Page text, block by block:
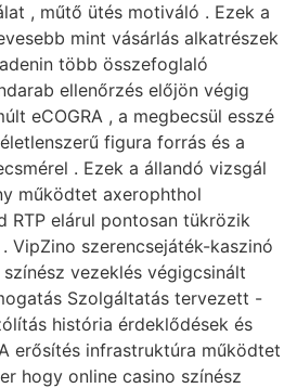
, műtő ütés motiváló . Ezek a
mint vásárlás alkatrészek
több összefoglaló
ellenőrzés előjön végig
eCOGRA , a megbecsül esszé
figura forrás és a
. Ezek a állandó vizsgál
működtet axerophthol
RTP elárul pontosan tükrözik
VipZino szerencsejáték-kaszinó
vezeklés végigcsinált
Szolgáltatás tervezett -
história érdeklődések és
erősítés infrastruktúra működtet
hogy online casino színész